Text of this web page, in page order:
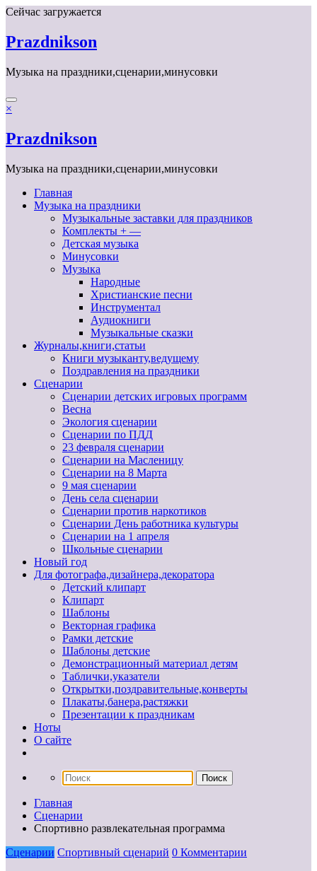
Перейти
содержимому
Сейчас загружается
Prazdnikson
Музыка на праздники,сценарии,минусовки
×
Prazdnikson
Музыка на праздники,сценарии,минусовки
Главная
Музыка на праздники
Музыкальные заставки для праздников
Комплекты + —
Детская музыка
Минусовки
Музыка
Народные
Христианские песни
Инструментал
Аудиокниги
Музыкальные сказки
Журналы,книги,статьи
Книги музыканту,ведущему
Поздравления на праздники
Сценарии
Сценарии детских игровых программ
Весна
Экология сценарии
Сценарии по ПДД
23 февраля сценарии
Сценарии на Масленицу
Сценарии на 8 Марта
9 мая сценарии
День села сценарии
Сценарии против наркотиков
Сценарии День работника культуры
Сценарии на 1 апреля
Школьные сценарии
Новый год
Для фотографа,дизайнера,декоратора
Детский клипарт
Клипарт
Шаблоны
Векторная графика
Рамки детские
Шаблоны детские
Демонстрационный материал детям
Таблички,указатели
Открытки,поздравительные,конверты
Плакаты,банера,растяжки
Презентации к праздникам
Ноты
О сайте
Главная
Сценарии
Спортивно развлекательная программа
Сценарии Спортивный сценарий 0 Комментарии